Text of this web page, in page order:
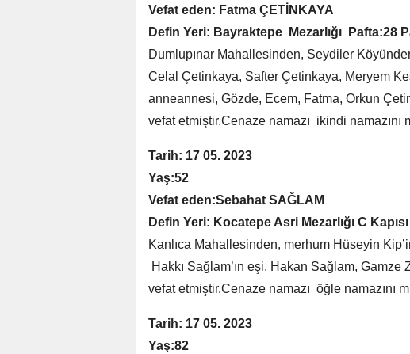
Vefat eden: Fatma ÇETİNKAYA
Defin Yeri: Bayraktepe Mezarlığı Pafta:28
Dumlupınar Mahallesinden, Seydiler
Celal Çetinkaya, Safter Çetinkaya, Meryem
anneannesi, Gözde, Ecem, Fatma, Orkun
vefat etmiştir.Cenaze namazı ikindi namazını
Tarih: 17 05. 2023
Yaş:52
Vefat eden:Sebahat SAĞLAM
Defin Yeri: Kocatepe Asri Mezarlığı C
Kanlıca Mahallesinden, merhum Hüseyin
Hakkı Sağlam’ın eşi, Hakan Sağlam,
vefat etmiştir.Cenaze namazı öğle namazını
Tarih: 17 05. 2023
Yaş:82